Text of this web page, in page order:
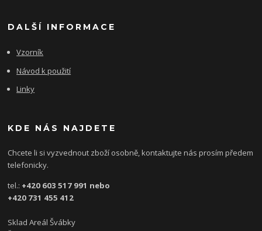
DALŠÍ INFORMACE
Vzorník
Návod k použití
Linky
KDE NÁS NAJDETE
Chcete li si vyzvednout zboží osobně, kontaktujte nás prosím předem
telefonicky.
tel.: +420 603 517 991 nebo
+420 731 455 412
Sklad Areál Švábky